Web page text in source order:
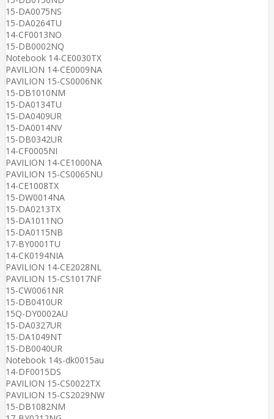
15-DA0075NS
15-DA0264TU
14-CF0013NO
15-DB0002NQ
Notebook 14-CE0030TX
PAVILION 14-CE0009NA
PAVILION 15-CS0006NK
15-DB1010NM
15-DA0134TU
15-DA0409UR
15-DA0014NV
15-DB0342UR
14-CF0005NI
PAVILION 14-CE1000NA
PAVILION 15-CS0065NU
14-CE1008TX
15-DW0014NA
15-DA0213TX
15-DA1011NO
15-DA0115NB
17-BY0001TU
14-CK0194NIA
PAVILION 14-CE2028NL
PAVILION 15-CS1017NF
15-CW0061NR
15-DB0410UR
15Q-DY0002AU
15-DA0327UR
15-DA1049NT
15-DB0040UR
Notebook 14s-dk0015au
14-DF0015DS
PAVILION 15-CS0022TX
PAVILION 15-CS2029NW
15-DB1082NM